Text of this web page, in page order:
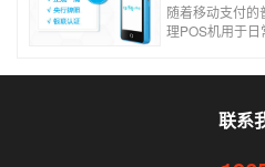
随着移动支付
理POS机用于
联系